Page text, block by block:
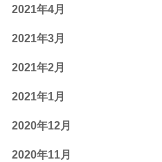
2021年4月
2021年3月
2021年2月
2021年1月
2020年12月
2020年11月